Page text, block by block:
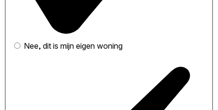
Nee, dit is mijn eigen woning